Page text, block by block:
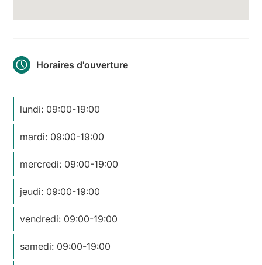
Horaires d'ouverture
lundi: 09:00-19:00
mardi: 09:00-19:00
mercredi: 09:00-19:00
jeudi: 09:00-19:00
vendredi: 09:00-19:00
samedi: 09:00-19:00